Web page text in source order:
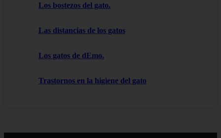
Los bostezos del gato.
Las distancias de los gatos
Los gatos de dEmo.
Trastornos en la higiene del gato